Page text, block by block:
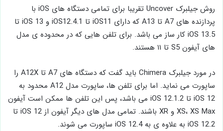
روش جیلبرک Uncover تقریبا برای تمامی دستگاه های iOS با
پردازنده های A7 تا A13 که دارای iOS11 تا iOS12.4.1 و iOS 13 تا
iOS 13.5 کار ساز می باشد. برای تلفن هایی که در محدوده ی مدل
های آیفون S5 تا ۱۱ هستند.
در مورد جیلبرک Chimera باید گفت که دستگاه های A7 تا A12X را
ساپورت می نماید. اما برای تلفن ها، ساپورت مدل A12 محدود به
iOS 12 تا iOS 12.1.2 می باشد، پس این تلفن ها ممکن است آیفون
XS، XS Max و XR باشند. تمامی مدل های دیگر آیفون از iOS 12 تا
iOS 12.2 به علاوه ی به iOS 12.4 ساپورت می شوند.